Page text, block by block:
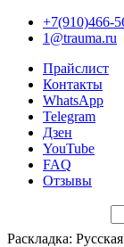
+7(910)466-
1@trauma.ru
Прайслист
Контакты
WhatsApp
Telegram
Дзен
YouTube
FAQ
Отзывы
Раскладка: Русская